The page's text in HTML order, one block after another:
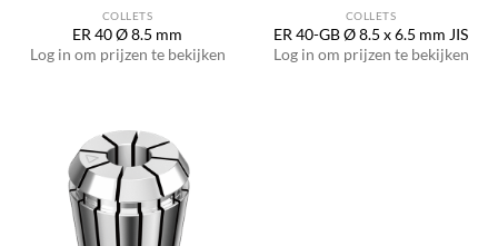
COLLETS
ER 40 Ø 8.5 mm
Log in om prijzen te bekijken
COLLETS
ER 40-GB Ø 8.5 x 6.5 mm JIS
Log in om prijzen te bekijken